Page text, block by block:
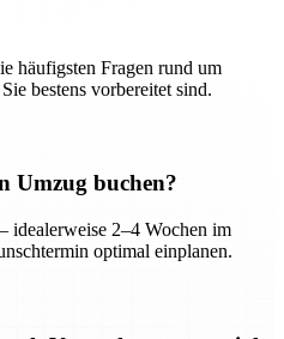
häufigsten Fragen rund um
bestens vorbereitet sind.
Umzug buchen?
idealerweise 2–4 Wochen im
optimal einplanen.